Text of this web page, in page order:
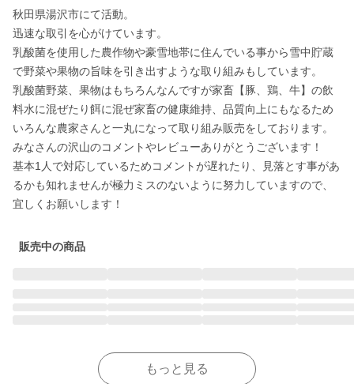
秋田県湯沢市にて活動。
迅速な取引を心がけています。
乳酸菌を使用した農作物や豪雪地帯に住んでいる事から雪中貯蔵
で野菜や果物の旨味を引き出すような取り組みもしています。
乳酸菌野菜、果物はもちろんなんですが家畜【豚、鶏、牛】の飲
料水に混ぜたり餌に混ぜ家畜の健康維持、品質向上にもなるため
いろんな農家さんと一丸になって取り組み販売をしております。
みなさんの沢山のコメントやレビューありがとうございます！
基本1人で対応しているためコメントが遅れたり、見落とす事があ
るかも知れませんが極力ミスのないように努力していますので、
宜しくお願いします！
販売中の商品
もっと見る